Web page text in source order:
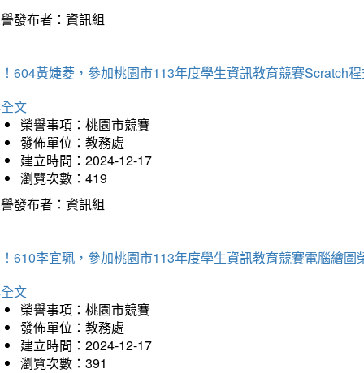
發布者：資訊組
604黃婕菱，參加桃園市113年度學生資訊教育競賽Scratch
文
榮譽事項：桃園市競賽
發佈單位：教務處
建立時間：2024-12-17
瀏覽次數：419
發布者：資訊組
610李宜珮，參加桃園市113年度學生資訊教育競賽電腦繪圖
文
榮譽事項：桃園市競賽
發佈單位：教務處
建立時間：2024-12-17
瀏覽次數：391